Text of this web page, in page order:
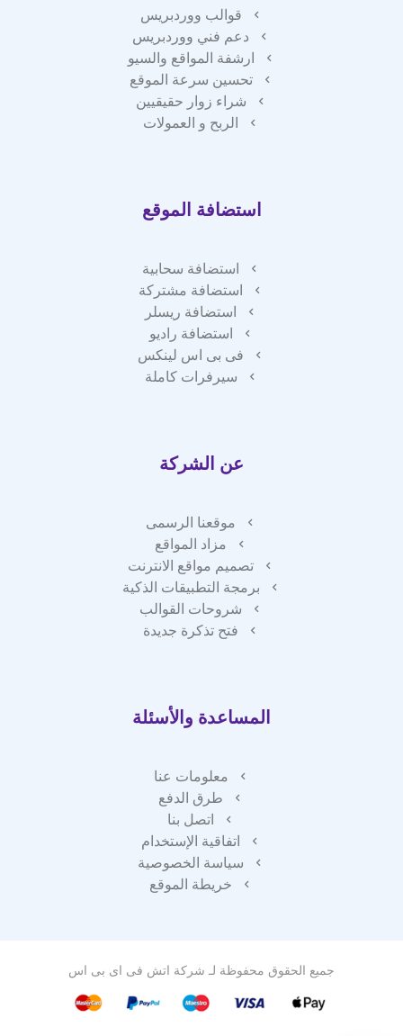
قوالب ووردبريس
دعم فني ووردبريس
ارشفة المواقع والسيو
تحسين سرعة الموقع
شراء زوار حقيقيين
الربح و العمولات
استضافة الموقع
استضافة سحابية
استضافة مشتركة
استضافة ريسلر
استضافة راديو
فى بى اس لينكس
سيرفرات كاملة
عن الشركة
موقعنا الرسمى
مزاد المواقع
تصميم مواقع الانترنت
برمجة التطبيقات الذكية
شروحات القوالب
فتح تذكرة جديدة
المساعدة والأسئلة
معلومات عنا
طرق الدفع
اتصل بنا
اتفاقية الإستخدام
سياسة الخصوصية
خريطة الموقع
جميع الحقوق محفوظة لـ شركة اتش فى اى بى اسفريق دعم العملاء لدينا هنا للإجابة
على أسئلتك. أسألنا أي شيء!